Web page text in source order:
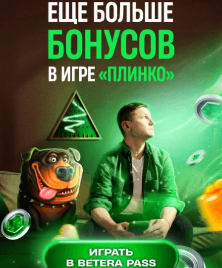
Betera-Экстралига. Во втором матче полуфинала Кубка
президента "Витебск" за полторы минуты выдал камбэк с
0:3, но все равно проиграл "Гомелю"
21335
0
Надежда Скардино: в Швейцарии мы живем между гор. И
знаете, по чему я больше всего скучаю? Когда едешь по
Беларуси — и над тобой бескрайнее небо
21:11
201